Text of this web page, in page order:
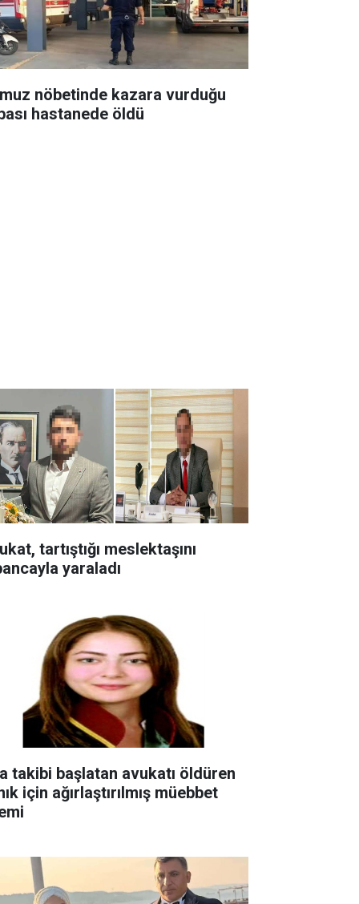
nöbetinde kazara vurduğu
hastanede öldü
tartıştığı meslektaşını
yaraladı
takibi başlatan avukatı öldüren
için ağırlaştırılmış müebbet